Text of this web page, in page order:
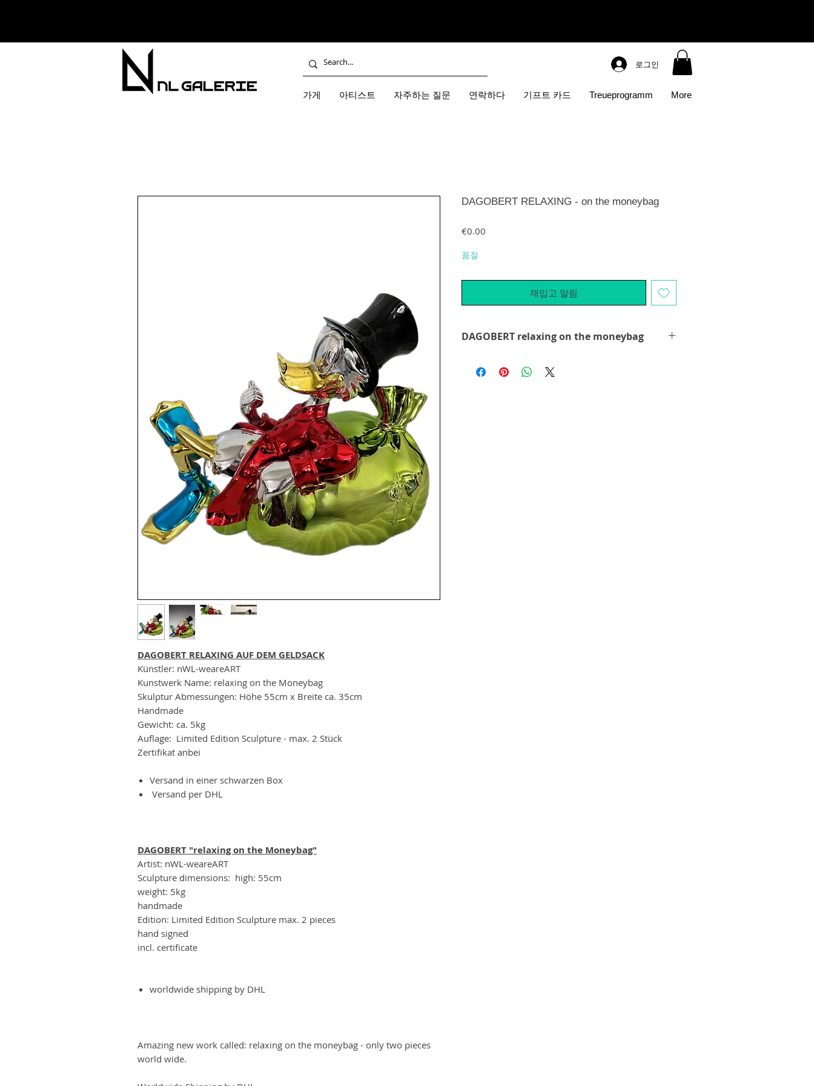
로그인
가게 아티스트 자주하는 질문 연락하다 기프트 카드 Treueprogramm More
DAGOBERT RELAXING AUF DEM GELDSACK
Künstler: nWL-weareART
Kunstwerk Name: relaxing on the Moneybag
Skulptur Abmessungen: Höhe 55cm x Breite ca. 35cm
Handmade
Gewicht: ca. 5kg
Auflage: Limited Edition Sculpture - max. 2 Stück
Zertifikat anbei
Versand in einer schwarzen Box
Versand per DHL
DAGOBERT "relaxing on the Moneybag"
Artist: nWL-weareART
Sculpture dimensions: high: 55cm
weight: 5kg
handmade
Edition: Limited Edition Sculpture max. 2 pieces
hand signed
incl. certificate
worldwide shipping by DHL
Amazing new work called: relaxing on the moneybag - only two pieces
world wide.
DAGOBERT RELAXING - on the moneybag
€0.00
품절
재입고 알림
DAGOBERT relaxing on the moneybag
moneybag" - erstellte die Künstlergruppe nWL-